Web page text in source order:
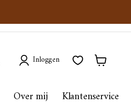
Inloggen
Over mij Klantenservice